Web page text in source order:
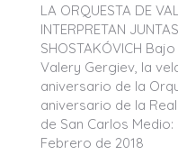
LA ORQUESTA DE
INTERPRETAN
SHOSTAKÓVICH
Valery Gergiev, la
aniversario de la
aniversario de la
de San Carlos
Febrero de 2018